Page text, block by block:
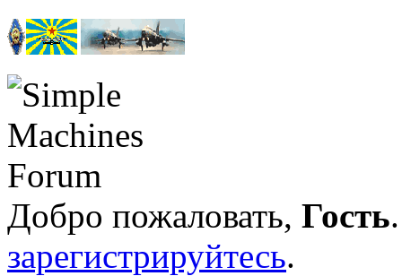
Добро пожаловать, Гость
зарегистрируйтесь.